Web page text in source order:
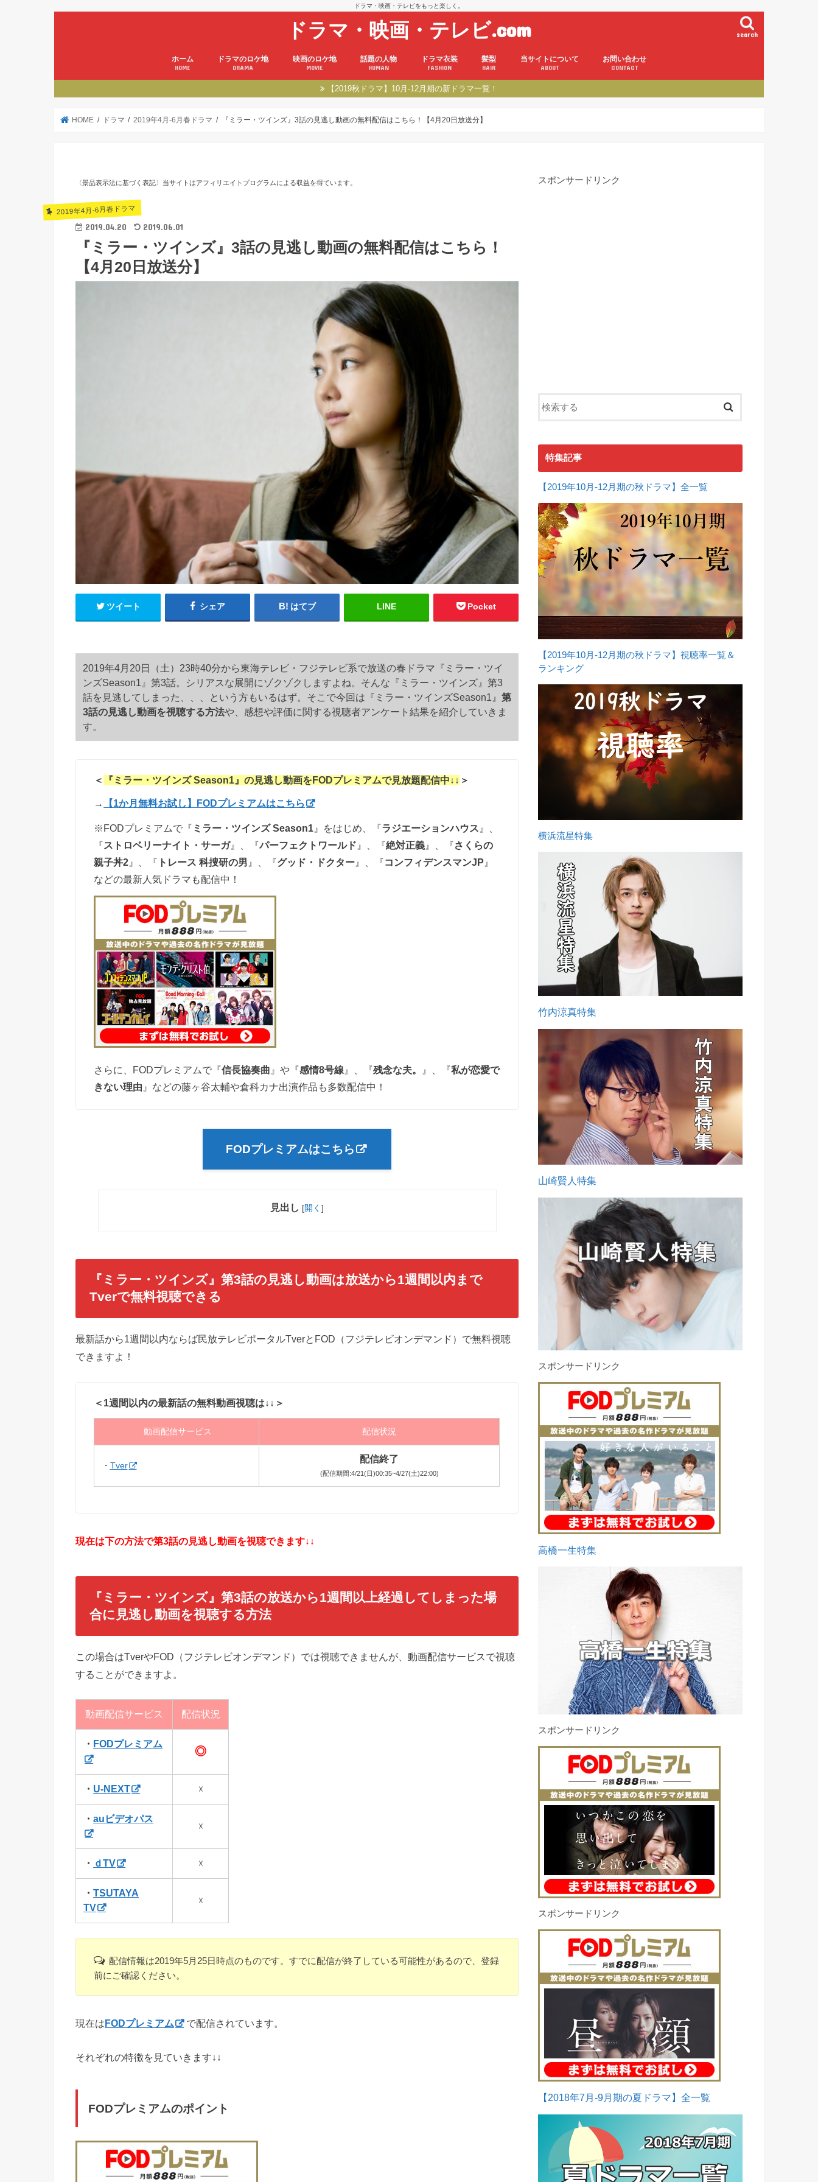
ドラマ・映画・テレビをもっと楽しく。
ドラマ・映画・テレビ.com search
ホーム
HOME
ドラマのロケ地
DRAMA
映画のロケ地
MOVIE
話題の人物
HUMAN
ドラマ衣装
FASHION
髪型
HAIR
当サイトについて
ABOUT
お問い合わせ
CONTACT
【2019秋ドラマ】10月-12月期の新ドラマ一覧！
HOME ドラマ 2019年4月-6月春ドラマ 『ミラー・ツインズ』3話の見逃し動画の無料配信はこちら！【4月20日放送分】
〈景品表示法に基づく表記〉当サイトはアフィリエイトプログラムによる収益を得ています。
2019年4月-6月春ドラマ
2019.04.20 2019.06.01
『ミラー・ツインズ』3話の見逃し動画の無料配信はこちら！
【4月20日放送分】
ツイート シェア はてブ LINE Pocket
2019年4月20日（土）23時40分から東海テレビ・フジテレビ系で放送の春ドラマ『ミラー・ツイ
ンズSeason1』第3話。
シリアスな展開にゾクゾクしますよね。そんな『ミラー・ツインズ』第3
話を見逃してしまった、、、という方もいるはず。そこで今回は『ミラー・ツインズSeason1』 第
3話の見逃し動画を視聴する方法や、感想や評価に関する視聴者アンケート結果を紹介していきま
す。
＜ 『ミラー・ツインズ Season1』の見逃し動画を FODプレミアムで見放題配信中↓↓ ＞
→ 【1か月無料お試し】FODプレミアムはこちら
※FODプレミアムで『 ミラー・ツインズ Season1 』をはじめ、『ラジエーションハウス 』、
『ストロベリーナイト・サーガ』、『パーフェクトワールド 』、 『絶対正義 』、『さくらの
親子丼2 』、 『 トレース 科捜研の男 』、『グッド・ドクター 』、『コンフィデンスマンJP 』
などの最新人気ドラマも配信中 ！
さらに、FODプレミアムで『信長協奏曲 』や『感情8号線 』、『残念な夫。 』、『私が恋愛で
きない理由 』などの藤ヶ谷太輔や倉科カナ出演作品も多数配信中！
FODプレミアムはこちら
見出し [開く ]
『ミラー・ツインズ』第3話の見逃し動画は放送から1週間以内まで
Tverで無料視聴できる
最新話から1週間以内ならば民放テレビポータルTverとFOD（フジテレビオンデマンド）で無料視聴
できますよ！
＜1週間以内の最新話の無料動画視聴は↓↓＞
動画配信サービス 配信状況
・ Tver
配信終了
(配信期間:4/21(日)00:35~4/27(土)22:00)
現在は下の方法で第3話の見逃し動画を視聴できます↓↓
『ミラー・ツインズ』第3話の放送から1週間以上経過してしまった場
合に見逃し動画を視聴する方法
この場合はTverやFOD（フジテレビオンデマンド）では視聴できませんが、動画配信サービスで視聴
することができますよ。
動画配信サービス 配信状況
・ FODプレミアム
◎
・ U-NEXT ☓
・auビデオパス
☓
・ ｄTV ☓
・TSUTAYA
TV
☓
配信情報は2019年5月25日時点のものです。すでに配信が終了している可能性があるので、登録
前にご確認ください。
現在は FODプレミアム で配信されています。
それぞれの特徴を見ていきます↓↓
FODプレミアムのポイント
スポンサードリンク
特集記事
【2019年10月-12月期の秋ドラマ】全一覧
【2019年10月-12月期の秋ドラマ】視聴率一覧＆
ランキング
横浜流星特集
竹内涼真特集
山崎賢人特集
スポンサードリンク
高橋一生特集
スポンサードリンク
スポンサードリンク
【2018年7月-9月期の夏ドラマ】全一覧